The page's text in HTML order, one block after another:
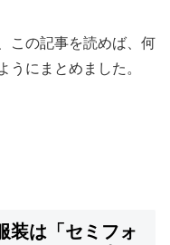
この記事を読めば、何
うにまとめました。
装は「セミフォ